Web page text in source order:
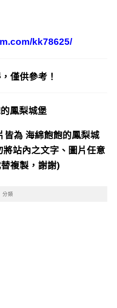
kk78625/
僅供參考！
鳳梨城堡
皆為海綿飽飽的鳳梨城
站內之文字、圖片任意
複製，謝謝)
分類